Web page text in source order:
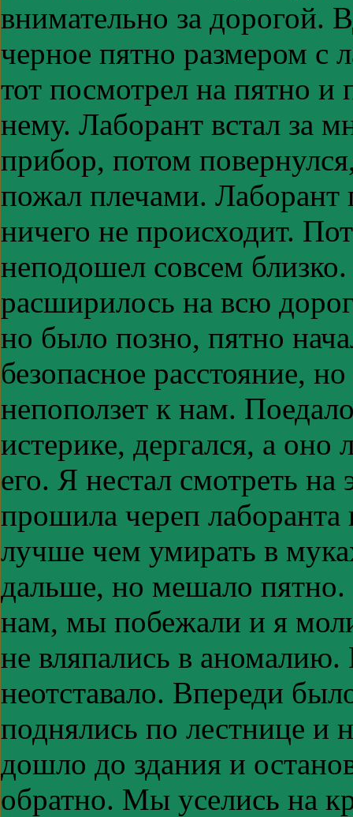
внимательно за дорогой.
черное пятно размером с
тот посмотрел на пятно и
нему. Лаборант встал за
прибор, потом
пожал плечами.
ничего не происходит.
неподошел совсем
расширилось на всю
но было позно, пятно
безопасное расстояние,
непоползет к нам.
истерике, дергался, а
его. Я нестал смотреть на
прошила череп
лучше чем умирать в
дальше, но мешало
нам, мы побежали и я
не вляпались в
неотставало. Впереди
поднялись по лестнице и
дошло до здания и
обратно. Мы уселись на